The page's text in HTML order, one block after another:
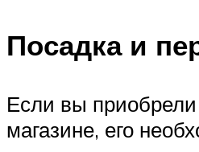
Посадка и
Если вы
магазине, его